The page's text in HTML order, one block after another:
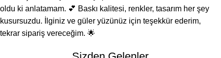
oldu ki anlatamam. 💕 Baskı kalitesi, renkler, tasarım her şey
kusursuzdu. İlginiz ve güler yüzünüz için teşekkür ederim,
tekrar sipariş vereceğim. 🌟